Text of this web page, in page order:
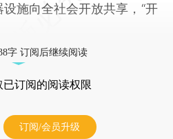
施向全社会开放共享，“开
字 订阅后继续阅读
已订阅的阅读权限
订阅/会员升级